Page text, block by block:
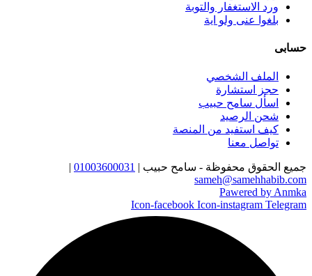
ورد الاستغفار والتوبة
بلغوا عنى ولو اية
حسابى
الملف الشخصي
حجز استشارة
اسأل سامح حبيب
شحن الرصيد
كيف استفيد من المنصة
تواصل معنا
جميع الحقوق محفوظة - سامح حبيب | 01003600031
|
sameh@samehhabib.com
Pawered by Anmka
Icon-facebook Icon-instagram Telegram